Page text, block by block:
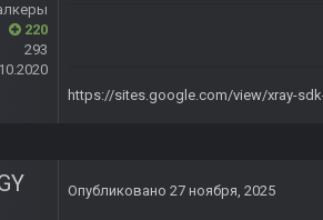
220
293
https://sites.google.com/view/xray-
Опубликовано 27 ноября, 2025